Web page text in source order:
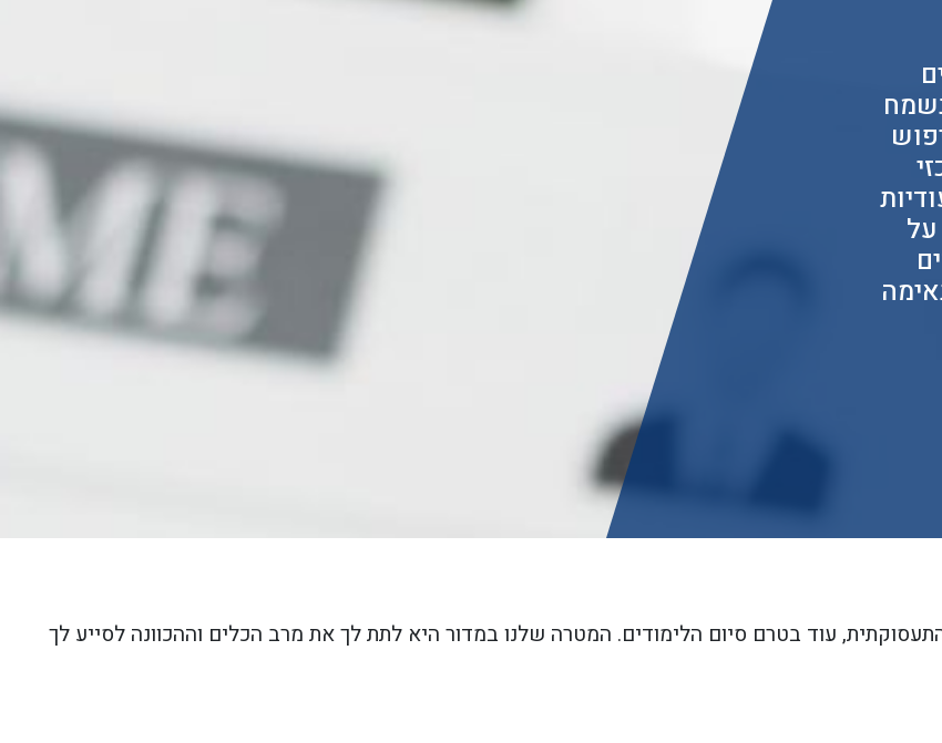
על
עוד בטרם סיום הלימודים. המטרה שלנו במדור היא לתת לך את מרב הכלים וההכוונה לסייע לך